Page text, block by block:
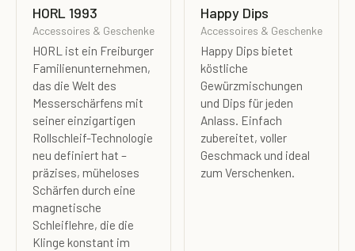
HORL 1993
Accessoires & Geschenke
HORL ist ein Freiburger
Familienunternehmen,
das die Welt des
Messerschärfens mit
seiner einzigartigen
Rollschleif-Technologie
neu definiert hat –
präzises, müheloses
Schärfen durch eine
magnetische
Schleiflehre, die die
Klinge konstant im
Happy Dips
Accessoires & Geschenke
Happy Dips bietet
köstliche
Gewürzmischungen
und Dips für jeden
Anlass. Einfach
zubereitet, voller
Geschmack und ideal
zum Verschenken.